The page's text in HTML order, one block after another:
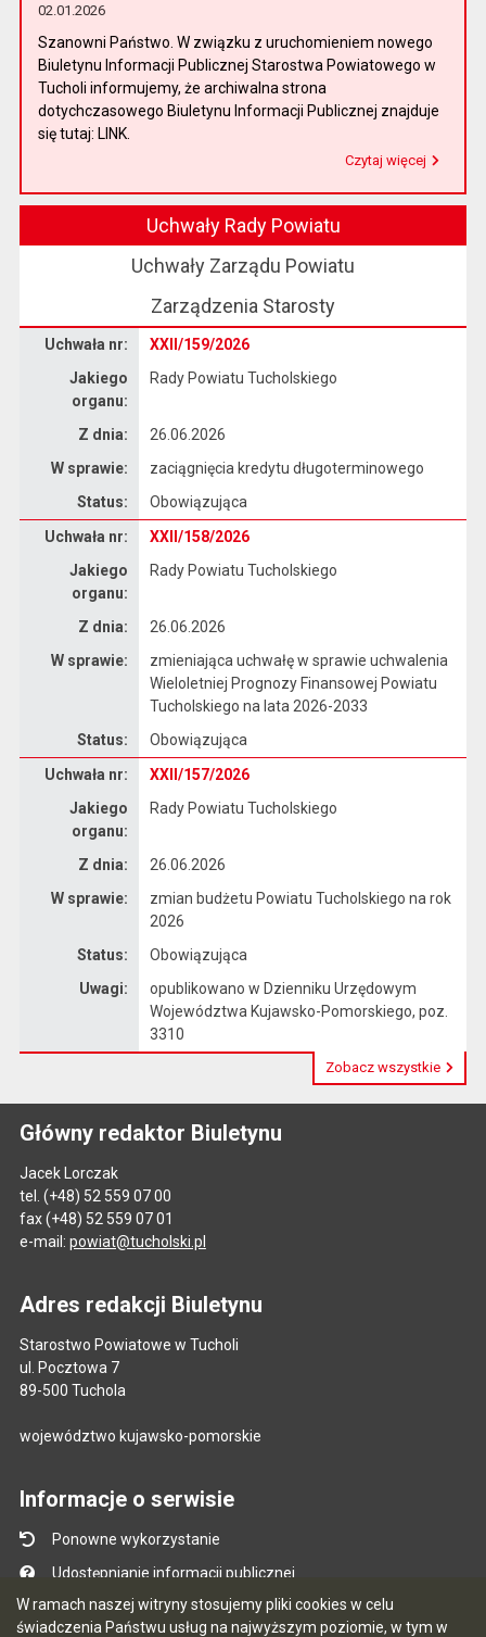
W ramach naszej witryny stosujemy pliki cookies w celu
świadczenia Państwu usług na najwyższym poziomie, w tym w
02.01.2026
Szanowni Państwo. W związku z uruchomieniem nowego
Biuletynu Informacji Publicznej Starostwa Powiatowego w
Tucholi informujemy, że archiwalna strona
dotychczasowego Biuletynu Informacji Publicznej znajduje
się tutaj: LINK.
Czytaj więcej
Uchwały Rady Powiatu
Uchwały Zarządu Powiatu
Zarządzenia Starosty
Uchwała nr:
XXII/159/2026
Jakiego
organu:
Rady Powiatu Tucholskiego
Z dnia:
26.06.2026
W sprawie:
zaciągnięcia kredytu długoterminowego
Status:
Obowiązująca
Uchwała nr:
XXII/158/2026
Jakiego
organu:
Rady Powiatu Tucholskiego
Z dnia:
26.06.2026
W sprawie:
zmieniająca uchwałę w sprawie uchwalenia
Wieloletniej Prognozy Finansowej Powiatu
Tucholskiego na lata 2026-2033
Status:
Obowiązująca
Uchwała nr:
XXII/157/2026
Jakiego
organu:
Rady Powiatu Tucholskiego
Z dnia:
26.06.2026
W sprawie:
zmian budżetu Powiatu Tucholskiego na rok
2026
Status:
Obowiązująca
Uwagi:
opublikowano w Dzienniku Urzędowym
Województwa Kujawsko-Pomorskiego, poz.
3310
Zobacz wszystkie
Główny redaktor Biuletynu
Jacek Lorczak
tel. (+48) 52 559 07 00
fax (+48) 52 559 07 01
e-mail: powiat@tucholski.pl
Adres redakcji Biuletynu
Starostwo Powiatowe w Tucholi
ul. Pocztowa 7
89-500 Tuchola
województwo kujawsko-pomorskie
Informacje o serwisie
Ponowne wykorzystanie
Udostępnianie informacji publicznej
Mapa serwisu